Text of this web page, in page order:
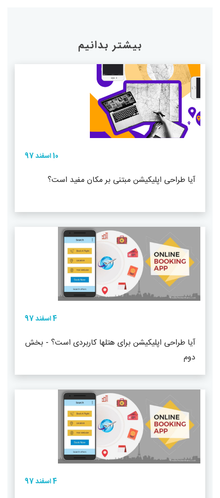
بیشتر بدانیم
10 اسفند 97
آیا طراحی اپلیکیشن مبتنی بر مکان مفید است؟
4 اسفند 97
آیا طراحی اپلیکیشن برای هتلها کاربردی است؟ - بخش
دوم
4 اسفند 97